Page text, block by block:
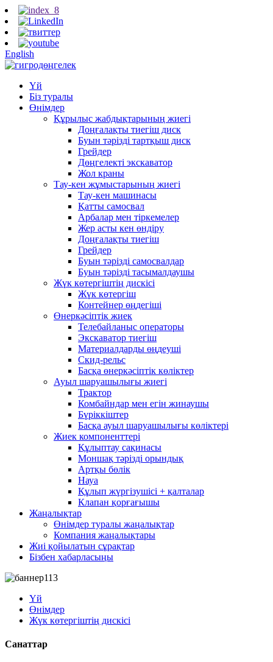
English
Үй
Біз туралы
Өнімдер
Құрылыс жабдықтарының жиегі
Доңғалақты тиегіш диск
Буын тәрізді тартқыш диск
Грейдер
Дөңгелекті экскаватор
Жол краны
Тау-кен жұмыстарының жиегі
Тау-кен машинасы
Қатты самосвал
Арбалар мен тіркемелер
Жер асты кен өндіру
Доңғалақты тиегіш
Грейдер
Буын тәрізді самосвалдар
Буын тәрізді тасымалдаушы
Жүк көтергіштің дискісі
Жүк көтергіш
Контейнер өңдегіші
Өнеркәсіптік жиек
Телебайланыс операторы
Экскаватор тиегіш
Материалдарды өңдеуші
Скид-рельс
Басқа өнеркәсіптік көліктер
Ауыл шаруашылығы жиегі
Трактор
Комбайндар мен егін жинаушы
Бүріккіштер
Басқа ауыл шаруашылығы көліктері
Жиек компоненттері
Құлыптау сақинасы
Моншақ тәрізді орындық
Артқы бөлік
Науа
Құлып жүргізушісі + қалталар
Клапан қорғағышы
Жаңалықтар
Өнімдер туралы жаңалықтар
Компания жаңалықтары
Жиі қойылатын сұрақтар
Бізбен хабарласыңы
Үй
Өнімдер
Жүк көтергіштің дискісі
Санаттар